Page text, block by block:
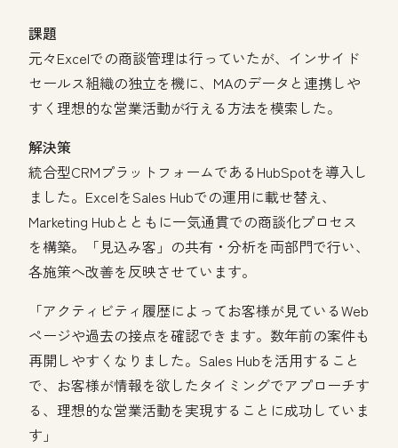
課題
元々Excelでの商談管理は行っていたが、インサイド
セールス組織の独立を機に、MAのデータと連携しや
すく理想的な営業活動が行える方法を模索した。
解決策
統合型CRMプラットフォームであるHubSpotを導入し
ました。ExcelをSales Hubでの運用に載せ替え、
Marketing Hubとともに一気通貫での商談化プロセス
を構築。「見込み客」の共有・分析を両部門で行い、
各施策へ改善を反映させています。
「アクティビティ履歴によってお客様が見ているWeb
ページや過去の接点を確認できます。数年前の案件も
再開しやすくなりました。Sales Hubを活用すること
で、お客様が情報を欲したタイミングでアプローチす
る、理想的な営業活動を実現することに成功していま
す」